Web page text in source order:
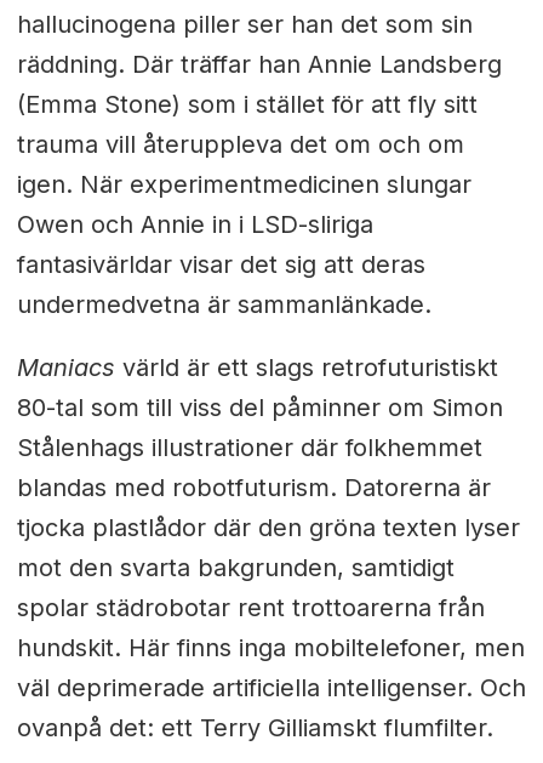
hallucinogena piller ser han det som sin
räddning. Där träffar han Annie Landsberg
(Emma Stone) som i stället för att fly sitt
trauma vill återuppleva det om och om
igen. När experimentmedicinen slungar
Owen och Annie in i LSD-sliriga
fantasivärldar visar det sig att deras
undermedvetna är sammanlänkade.
Maniacs värld är ett slags retrofuturistiskt
80-tal som till viss del påminner om Simon
Stålenhags illustrationer där folkhemmet
blandas med robotfuturism. Datorerna är
tjocka plastlådor där den gröna texten lyser
mot den svarta bakgrunden, samtidigt
spolar städrobotar rent trottoarerna från
hundskit. Här finns inga mobiltelefoner, men
väl deprimerade artificiella intelligenser. Och
ovanpå det: ett Terry Gilliamskt flumfilter.